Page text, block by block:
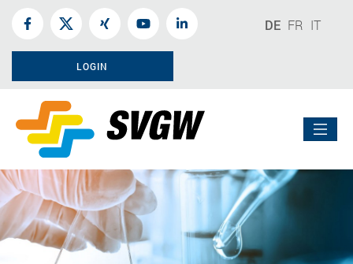
DE FR IT
LOGIN